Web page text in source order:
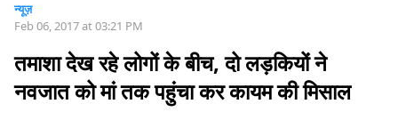
न्यूज़
Feb 06, 2017 at 03:21 PM
तमाशा देख रहे लोगों के बीच, दो लड़कियों ने
नवजात को मां तक पहुंचा कर कायम की मिसाल